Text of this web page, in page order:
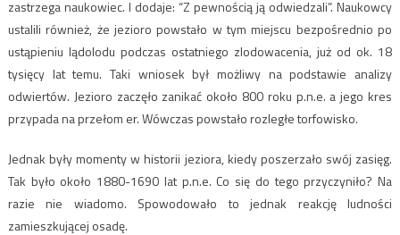
zastrzega naukowiec. I dodaje: “Z pewnością ją odwiedzali”. Naukowcy
ustalili również, że jezioro powstało w tym miejscu bezpośrednio po
ustąpieniu lądolodu podczas ostatniego zlodowacenia, już od ok. 18
tysięcy lat temu. Taki wniosek był możliwy na podstawie analizy
odwiertów. Jezioro zaczęło zanikać około 800 roku p.n.e. a jego kres
przypada na przełom er. Wówczas powstało rozległe torfowisko.
Jednak były momenty w historii jeziora, kiedy poszerzało swój zasięg.
Tak było około 1880-1690 lat p.n.e. Co się do tego przyczyniło? Na
razie nie wiadomo. Spowodowało to jednak reakcję ludności
zamieszkującej osadę.